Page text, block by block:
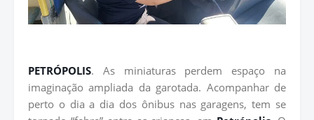
PETRÓPOLIS. As miniaturas perdem espaço na
imaginação ampliada da garotada. Acompanhar de
perto o dia a dia dos ônibus nas garagens, tem se